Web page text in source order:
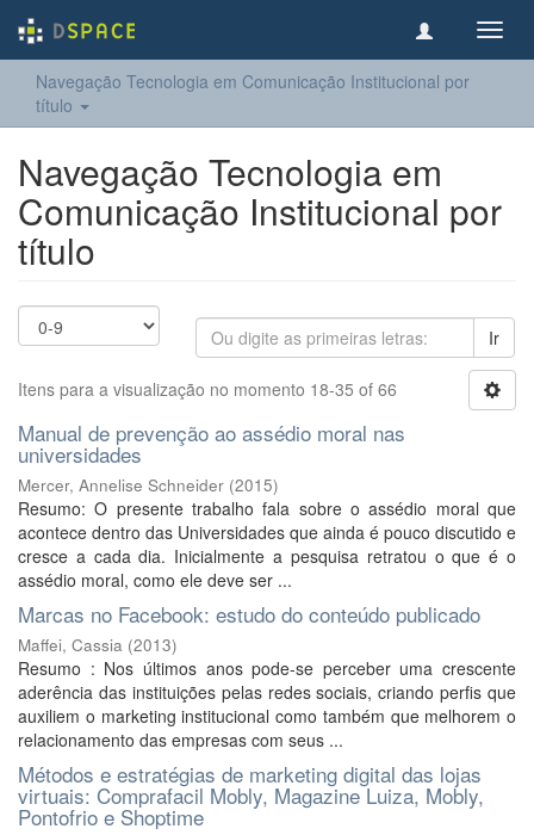
Navegação Tecnologia em Comunicação Institucional por
título
Navegação Tecnologia em
Comunicação Institucional por
título
Ir
Itens para a visualização no momento 18-35 of 66
Manual de prevenção ao assédio moral nas
universidades
Mercer, Annelise Schneider (2015)
Resumo: O presente trabalho fala sobre o assédio moral que
acontece dentro das Universidades que ainda é pouco discutido e
cresce a cada dia. Inicialmente a pesquisa retratou o que é o
assédio moral, como ele deve ser ...
Marcas no Facebook: estudo do conteúdo publicado
Maffei, Cassia (2013)
Resumo : Nos últimos anos pode-se perceber uma crescente
aderência das instituições pelas redes sociais, criando perfis que
auxiliem o marketing institucional como também que melhorem o
relacionamento das empresas com seus ...
Métodos e estratégias de marketing digital das lojas
virtuais: Comprafacil Mobly, Magazine Luiza, Mobly,
Pontofrio e Shoptime